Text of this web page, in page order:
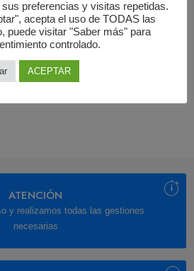
Añadir al carrito
Limpieza dental en Madrid
30,00€
ATENCIÓN
y realizamos todas las gestiones
necesarias
preferencias y visitas repetidas.
acepta el uso de TODAS las
puede visitar "Saber más" para
controlado.
ACEPTAR